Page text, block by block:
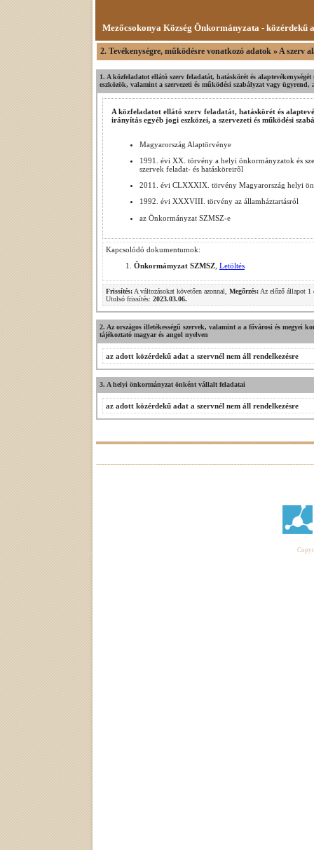
Mezőcsokonya Község Önkormányzata - közérdekű
2. Tevékenységre, működésre vonatkozó adatok » A szerv
1. A közfeladatot ellátó szerv feladatát, hatáskörét és
eszközök, valamint a szervezeti és működési szabályzat vagy ügyrend,
A közfeladatot ellátó szerv feladatát, hatáskörét és
irányítás egyéb jogi eszközei, a szervezeti és működési
Magyarország Alaptörvénye
1991. évi XX. törvény a helyi önkormányzatok és
szervek feladat- és hatásköreiről
2011. évi CLXXXIX. törvény Magyarország helyi
1992. évi XXXVIII. törvény az államháztartásról
az Önkormányzat SZMSZ-e
Kapcsolódó dokumentumok:
Önkormámyzat SZMSZ Letöltés
Frissítés: A változásokat követően azonnal, Megőrzés: Az előző állapot 1
Utolsó frissítés: 2023.03.06.
2. Az országos illetékességű szervek, valamint a a fővárosi és megyei
tájékoztató magyar és angol nyelven
az adott közérdekű adat a szervnél nem áll rendelkezésre
3. A helyi önkormányzat önként vállalt feladatai
az adott közérdekű adat a szervnél nem áll rendelkezésre